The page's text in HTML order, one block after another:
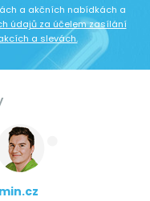
a akčních nabídkách a
údajů za účelem zasílání
a slevách.